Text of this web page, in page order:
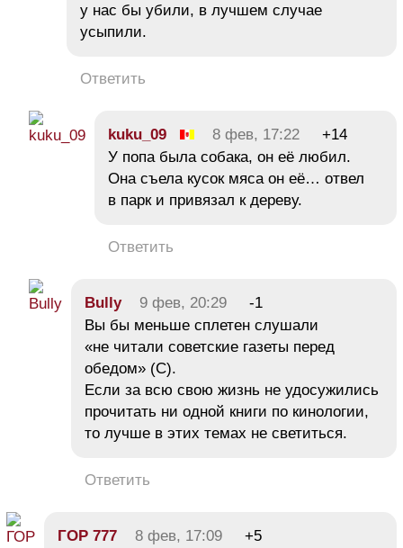
у нас бы убили, в лучшем случае
усыпили.
Ответить
kuku_09 8 фев, 17:22
+14
У попа была собака, он её любил.
Она съела кусок мяса он её… отвел
в парк и привязал к дереву.
Ответить
Bully 9 фев, 20:29
-1
Вы бы меньше сплетен слушали
«не читали советские газеты перед
обедом» (С).
Если за всю свою жизнь не удосужились
прочитать ни одной книги по кинологии,
то лучше в этих темах не светиться.
Ответить
ГОР 777 8 фев, 17:09
+5